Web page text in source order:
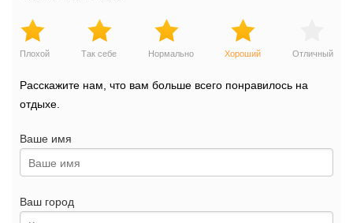
Плохой Так себе Нормально Хороший Отличный
Расскажите нам, что вам больше всего понравилось на
отдыхе.
Ваше имя
Ваш город